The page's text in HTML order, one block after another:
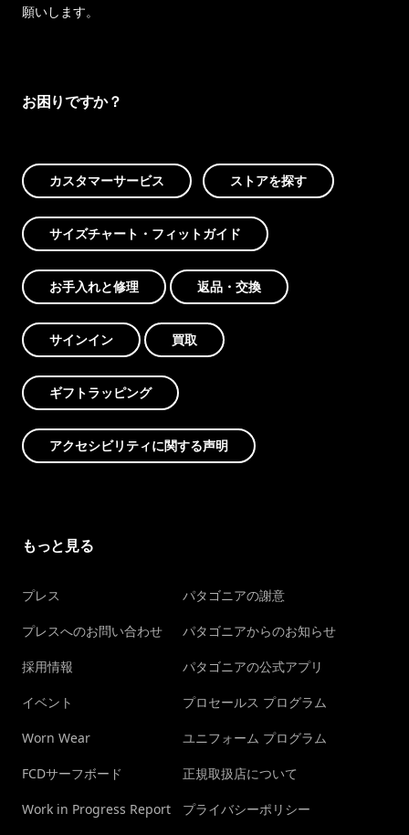
願いします。
お困りですか？
カスタマーサービス ストアを探す
サイズチャート・フィットガイド
お手入れと修理 返品・交換
サインイン 買取
ギフトラッピング
アクセシビリティに関する声明
もっと見る
プレス
プレスへのお問い合わせ
採用情報
イベント
Worn Wear
FCDサーフボード
Work in Progress Report
パタゴニアの謝意
パタゴニアからのお知らせ
パタゴニアの公式アプリ
プロセールス プログラム
ユニフォーム プログラム
正規取扱店について
プライバシーポリシー